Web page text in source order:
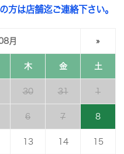
方は店舗迄ご連絡下さい。
月 »
木 金 土
30 31 1
6 7 8
13 14 15